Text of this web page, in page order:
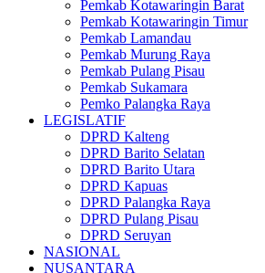
Pemkab Kotawaringin Barat
Pemkab Kotawaringin Timur
Pemkab Lamandau
Pemkab Murung Raya
Pemkab Pulang Pisau
Pemkab Sukamara
Pemko Palangka Raya
LEGISLATIF
DPRD Kalteng
DPRD Barito Selatan
DPRD Barito Utara
DPRD Kapuas
DPRD Palangka Raya
DPRD Pulang Pisau
DPRD Seruyan
NASIONAL
NUSANTARA